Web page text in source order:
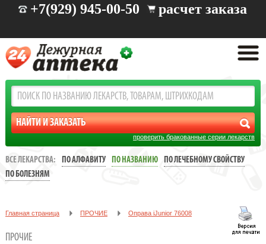
+7(929) 945-00-50 расчет заказа
проверить бракованные серии лекарств
ВСЕ ЛЕКАРСТВА: ПО АЛФАВИТУ ПО НАЗВАНИЮ
ПО ЛЕЧЕБНОМУ СВОЙСТВУ
ПО БОЛЕЗНЯМ
Главная страница ПРОЧИЕ Oправа iJunior 76008
ПРОЧИЕ